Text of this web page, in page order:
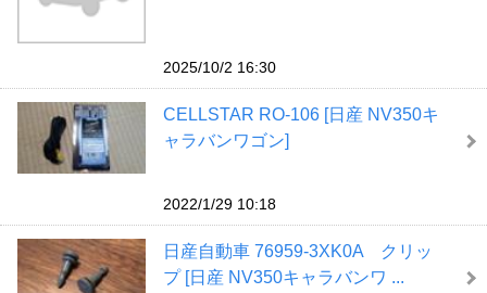
2025/10/2 16:30
CELLSTAR RO-106 [日産 NV350キ
ャラバンワゴン]
2022/1/29 10:18
日産自動車 76959-3XK0A クリッ
プ [日産 NV350キャラバンワ ...